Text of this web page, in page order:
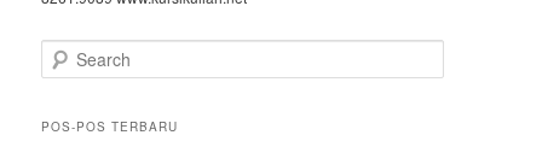
Search
POS-POS TERBARU